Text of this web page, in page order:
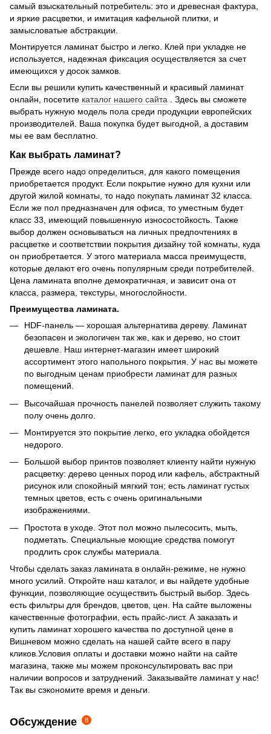
самый взыскательный потребитель: это и древесная фактура,
и яркие расцветки, и имитация кафельной плитки, и
замысловатые абстракции.
Монтируется ламинат быстро и легко. Клей при укладке не
используется, надежная фиксация осуществляется за счет
имеющихся у досок замков.
Если вы решили купить качественный и красивый ламинат
онлайн, посетите каталог нашего сайта . Здесь вы сможете
выбрать нужную модель пола среди продукции европейских
производителей. Ваша покупка будет выгодной, а доставим
мы ее вам бесплатно.
Как выбрать ламинат?
Прежде всего надо определиться, для какого помещения
приобретается продукт. Если покрытие нужно для кухни или
другой жилой комнаты, то надо покупать ламинат 32 класса.
Если же пол предназначен для офиса, то уместным будет
класс 33, имеющий повышенную износостойкость. Также
выбор должен основываться на личных предпочтениях в
расцветке и соответствии покрытия дизайну той комнаты, куда
он приобретается. У этого материала масса преимуществ,
которые делают его очень популярным среди потребителей.
Цена ламината вполне демократичная, и зависит она от
класса, размера, текстуры, многослойности.
Преимущества ламината.
HDF-панель — хорошая альтернатива дереву. Ламинат
безопасен и экологичен так же, как и дерево, но стоит
дешевле. Наш интернет-магазин имеет широкий
ассортимент этого напольного покрытия. У нас вы можете
по выгодным ценам приобрести ламинат для разных
помещений.
Высочайшая прочность панелей позволяет служить такому
полу очень долго.
Монтируется это покрытие легко, его укладка обойдется
недорого.
Большой выбор принтов позволяет клиенту найти нужную
расцветку: дерево ценных пород или кафель, абстрактный
рисунок или спокойный мягкий тон; есть ламинат густых
темных цветов, есть с очень оригинальными
изображениями.
Простота в уходе. Этот пол можно пылесосить, мыть,
подметать. Специальные моющие средства помогут
продлить срок службы материала.
Чтобы сделать заказ ламината в онлайн-режиме, не нужно
много усилий. Откройте наш каталог, и вы найдете удобные
функции, позволяющие осуществить быстрый выбор. Здесь
есть фильтры для брендов, цветов, цен. На сайте выложены
качественные фотографии, есть прайс-лист. А заказать и
купить ламинат хорошего качества по доступной цене в
Вишневом можно сделать на нашей сайте всего в пару
кликов.Условия оплаты и доставки можно найти на сайте
магазина, также мы можем проконсультировать вас при
наличии вопросов и затруднений. Заказывайте ламинат у нас!
Так вы сэкономите время и деньги.
Обсуждение 8